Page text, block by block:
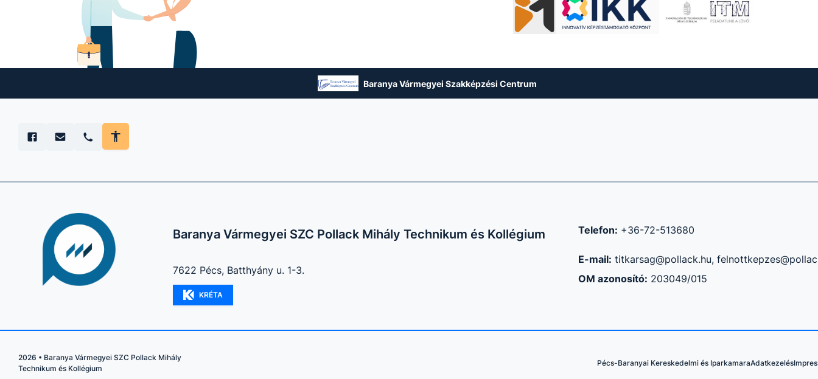
Baranya Vármegyei Szakképzési Centrum
Baranya Vármegyei SZC Pollack Mihály Technikum és Kollégium
7622 Pécs, Batthyány u. 1-3.
KRÉTA
Telefon: +36-72-513680
E-mail: titkarsag@pollack.hu,
OM azonosító: 203049/015
2026 • Baranya Vármegyei SZC Pollack Mihály
Technikum és Kollégium
Pécs-Baranyai Kereskedelmi és IparkamaraAdatkezelés